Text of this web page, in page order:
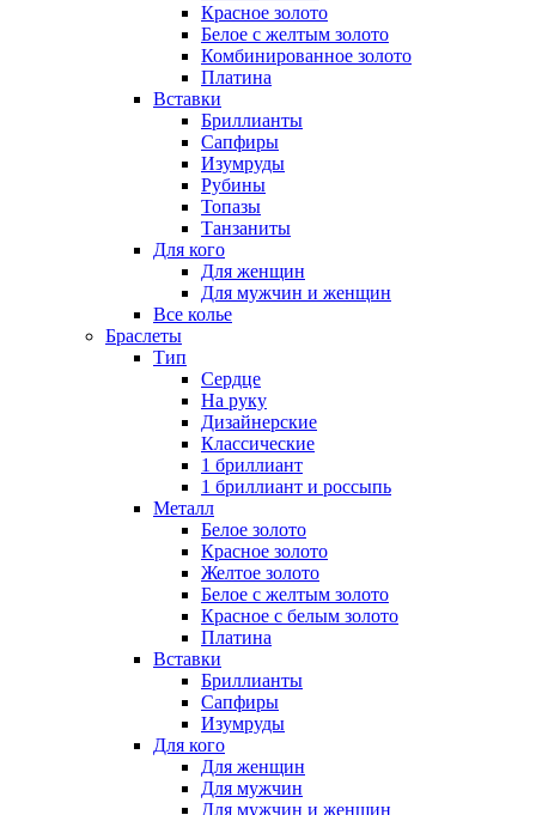
Красное золото
Белое с желтым золото
Комбинированное золото
Платина
Вставки
Бриллианты
Сапфиры
Изумруды
Рубины
Топазы
Танзаниты
Для кого
Для женщин
Для мужчин и женщин
Все колье
Браслеты
Тип
Сердце
На руку
Дизайнерские
Классические
1 бриллиант
1 бриллиант и россыпь
Металл
Белое золото
Красное золото
Желтое золото
Белое с желтым золото
Красное с белым золото
Платина
Вставки
Бриллианты
Сапфиры
Изумруды
Для кого
Для женщин
Для мужчин
Для мужчин и женщин